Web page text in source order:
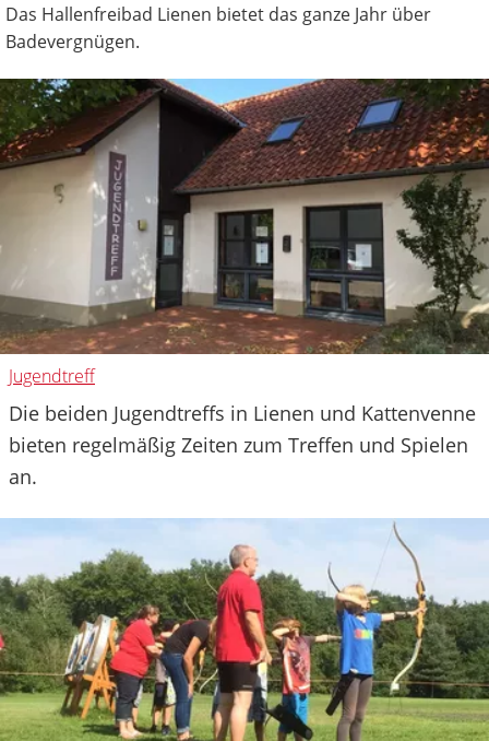
Das Hallenfreibad Lienen bietet das ganze Jahr über
Badevergnügen.
Jugendtreff
Die beiden Jugendtreffs in Lienen und Kattenvenne
bieten regelmäßig Zeiten zum Treffen und Spielen
an.